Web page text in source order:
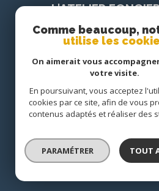
L'ATELIER
IMMOBILIER
24750 Boulazac
Nos partenaires Nos honoraires
© 2026 | Tous droits réservés
Comme beaucoup,
utilise les
On aimerait vous
votre visite.
En poursuivant, vous acceptez
cookies par ce site, afin de vous
contenus adaptés et réaliser des
PARAMÉTRER TOUT